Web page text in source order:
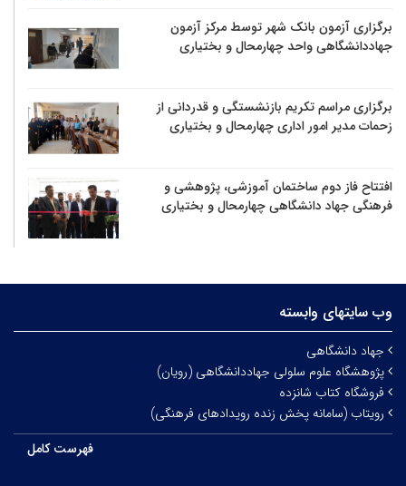
برگزاری آزمون بانک شهر توسط مرکز آزمون
جهاددانشگاهی واحد چهارمحال و بختیاری
برگزاری مراسم تکریم بازنشستگی و قدردانی از
زحمات مدیر امور اداری چهارمحال و بختیاری
افتتاح فاز دوم ساختمان آموزشی، پژوهشی و
فرهنگی جهاد دانشگاهی چهارمحال و بختیاری
وب سایتهای وابسته
جهاد دانشگاهی
پژوهشگاه علوم سلولی جهاددانشگاهی (رویان)
فروشگاه کتاب شانزده
رویتاب (سامانه پخش زنده رویدادهای فرهنگی)
فهرست کامل